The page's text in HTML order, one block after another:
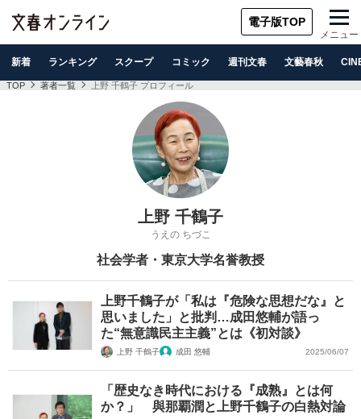
電子版TOP
メニュー
新着 ランキング スクープ コミック 週刊文春 文藝春秋
TOP 著者一覧 上野 千鶴子 プロフィール
上野 千鶴子
うえの ちづこ
社会学者・東京大学名誉教授
上野千鶴子が「私は『危険な思想だな』と
思いました」と批判…成田悠輔が語っ
た“無意識民主主義”とは《初対談》
上野 千鶴子 成田 悠輔 2025/06/07
「歴史なき時代における『成熟』とは何
か？」 與那覇潤と上野千鶴子の白熱対論